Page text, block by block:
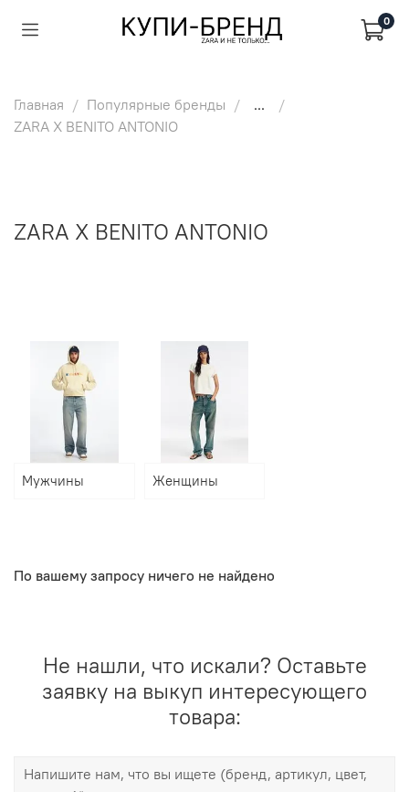
0
Главная Популярные бренды
...
ZARA X BENITO ANTONIO
ZARA X BENITO ANTONIO
Мужчины Женщины
По вашему запросу ничего не найдено
Не нашли, что искали? Оставьте
заявку на выкуп интересующего
товара: